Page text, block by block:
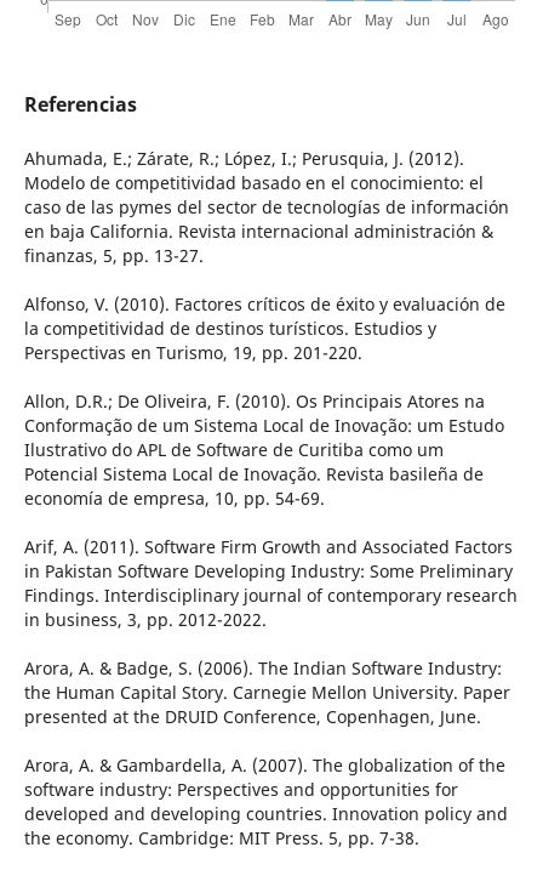
Referencias
Ahumada, E.; Zárate, R.; López, I.; Perusquia, J. (2012).
Modelo de competitividad basado en el conocimiento: el
caso de las pymes del sector de tecnologías de información
en baja California. Revista internacional administración &
finanzas, 5, pp. 13-27.
Alfonso, V. (2010). Factores críticos de éxito y evaluación de
la competitividad de destinos turísticos. Estudios y
Perspectivas en Turismo, 19, pp. 201-220.
Allon, D.R.; De Oliveira, F. (2010). Os Principais Atores na
Conformação de um Sistema Local de Inovação: um Estudo
Ilustrativo do APL de Software de Curitiba como um
Potencial Sistema Local de Inovação. Revista basileña de
economía de empresa, 10, pp. 54-69.
Arif, A. (2011). Software Firm Growth and Associated Factors
in Pakistan Software Developing Industry: Some Preliminary
Findings. Interdisciplinary journal of contemporary research
in business, 3, pp. 2012-2022.
Arora, A. & Badge, S. (2006). The Indian Software Industry:
the Human Capital Story. Carnegie Mellon University. Paper
presented at the DRUID Conference, Copenhagen, June.
Arora, A. & Gambardella, A. (2007). The globalization of the
software industry: Perspectives and opportunities for
developed and developing countries. Innovation policy and
the economy. Cambridge: MIT Press. 5, pp. 7-38.